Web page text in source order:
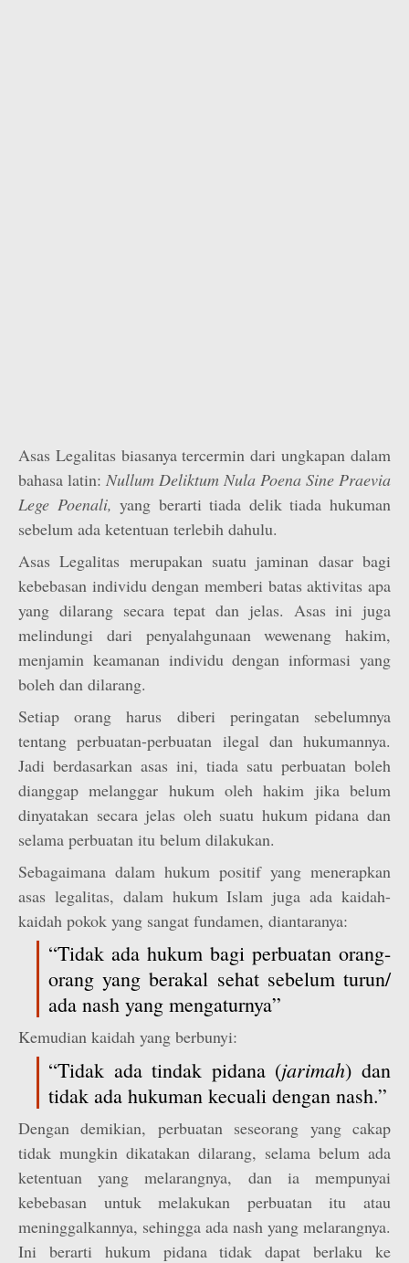
Asas Legalitas biasanya tercermin dari ungkapan dalam
bahasa latin: Nullum Deliktum Nula Poena Sine Praevia
Lege Poenali,yang berarti tiada delik tiada hukuman
sebelum ada ketentuan terlebih dahulu.
Asas Legalitas merupakan suatu jaminan dasar bagi
kebebasan individu dengan memberi batas aktivitas apa
yang dilarang secara tepat dan jelas. Asas ini juga
melindungi dari penyalahgunaan wewenang hakim,
menjamin keamanan individu dengan informasi yang
boleh dan dilarang.
Setiap orang harus diberi peringatan sebelumnya
tentang perbuatan-perbuatan ilegal dan hukumannya.
Jadi berdasarkan asas ini, tiada satu perbuatan boleh
dianggap melanggar hukum oleh hakim jika belum
dinyatakan secara jelas oleh suatu hukum pidana dan
selama perbuatan itu belum dilakukan.
Sebagaimana dalam hukum positif yang menerapkan
asas legalitas, dalam hukum Islam juga ada kaidah-
kaidah pokok yang sangat fundamen, diantaranya:
“Tidak ada hukum bagi perbuatan orang-
orang yang berakal sehat sebelum turun/
ada nash yang mengaturnya”
Kemudian kaidah yang berbunyi:
“Tidak ada tindak pidana (jarimah) dan
tidak ada hukuman kecuali dengan nash.”
Dengan demikian, perbuatan seseorang yang cakap
tidak mungkin dikatakan dilarang, selama belum ada
ketentuan yang melarangnya, dan ia mempunyai
kebebasan untuk melakukan perbuatan itu atau
meninggalkannya, sehingga ada nash yang melarangnya.
Ini berarti hukum pidana tidak dapat berlaku ke